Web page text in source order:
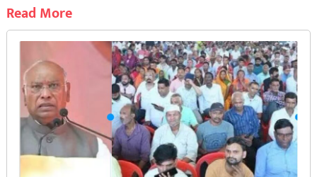
Read More